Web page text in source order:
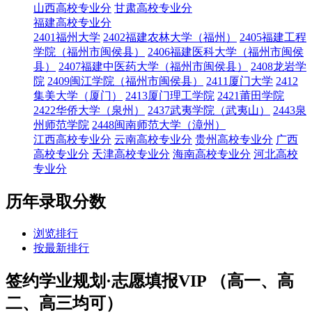
山西高校专业分 甘肃高校专业分
福建高校专业分
2401福州大学 2402福建农林大学（福州）
2405福建工程
学院（福州市闽侯县）
2406福建医科大学（福州市闽侯
县）
2407福建中医药大学（福州市闽侯县）
2408龙岩学
院 2409闽江学院（福州市闽侯县） 2411厦门大学 2412
集美大学（厦门）
2413厦门理工学院 2421莆田学院
2422华侨大学（泉州）
2437武夷学院（武夷山）
2443泉
州师范学院 2448闽南师范大学（漳州）
江西高校专业分 云南高校专业分 贵州高校专业分 广西
高校专业分 天津高校专业分 海南高校专业分 河北高校
专业分
历年录取分数
浏览排行
按最新排行
签约学业规划·志愿填报VIP （高一、高
二、高三均可）